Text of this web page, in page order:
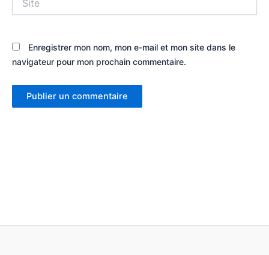
Enregistrer mon nom, mon e-mail et mon site dans le
navigateur pour mon prochain commentaire.